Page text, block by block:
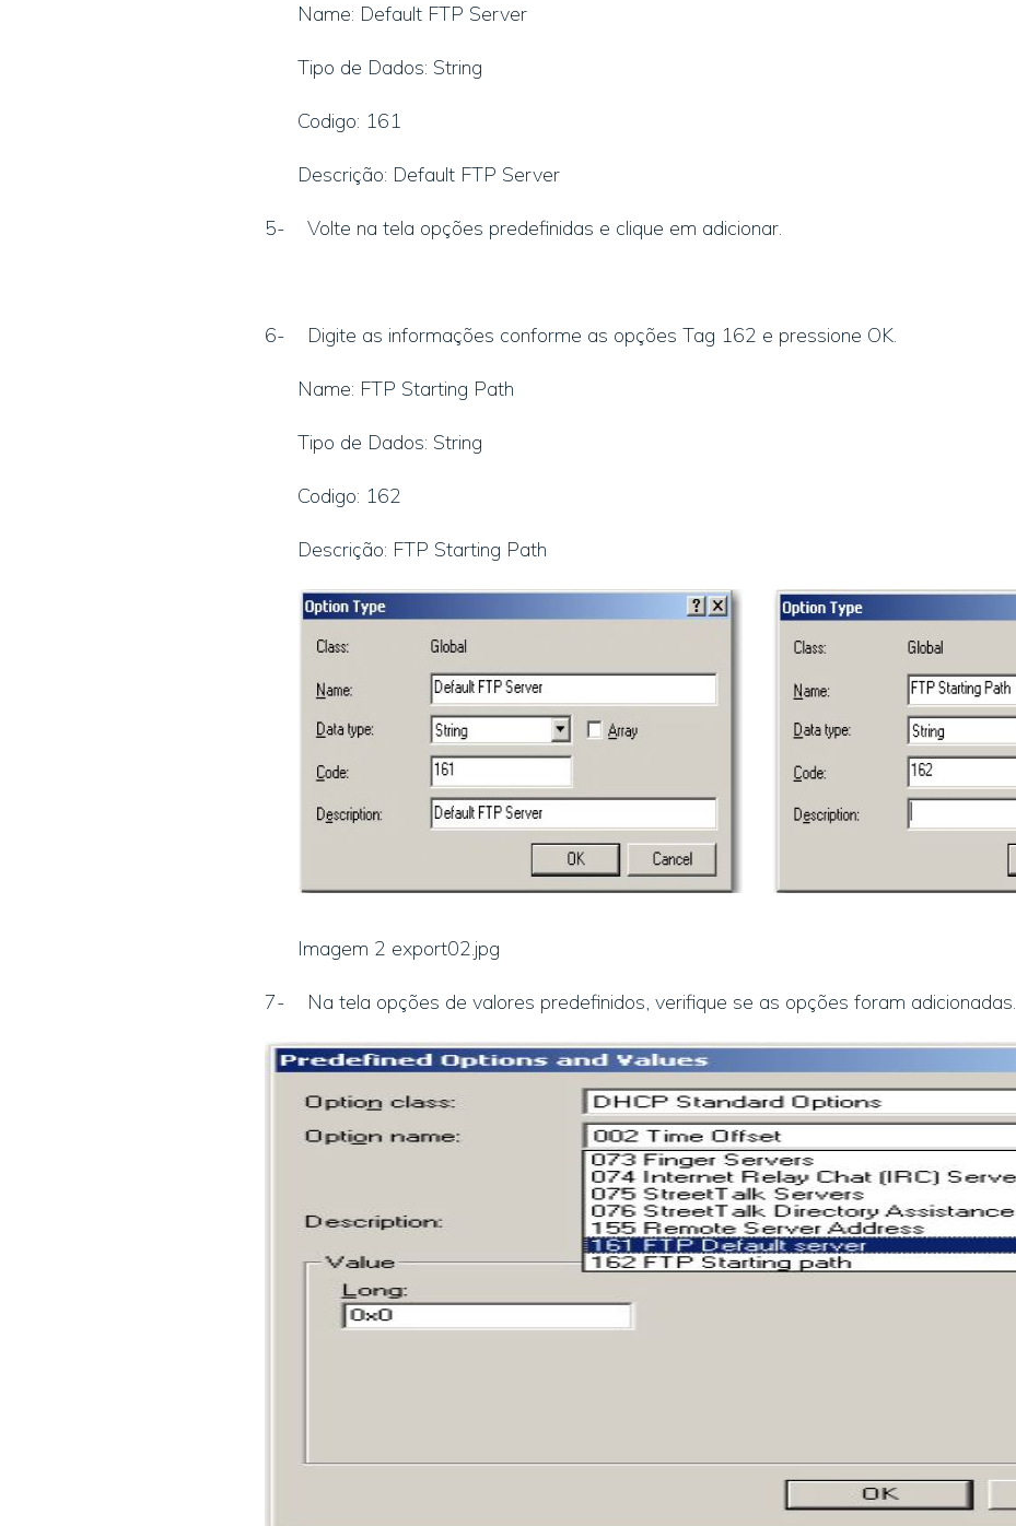
Name: Default FTP Server
Tipo de Dados: String
Codigo: 161
Descrição: Default FTP Server
5- Volte na tela opções predefinidas e clique em adicionar.
6- Digite as informações conforme as opções Tag 162 e pressione OK.
Name: FTP Starting Path
Tipo de Dados: String
Codigo: 162
Descrição: FTP Starting Path
Imagem 2 export02.jpg
7- Na tela opções de valores predefinidos, verifique se as opções foram adicionadas.